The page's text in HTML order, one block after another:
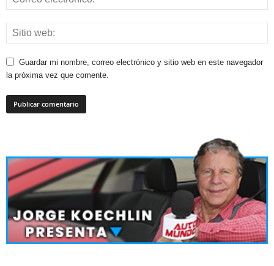
Guardar mi nombre, correo electrónico y sitio web en este navegador
la próxima vez que comente.